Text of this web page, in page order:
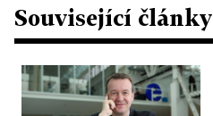
Související články